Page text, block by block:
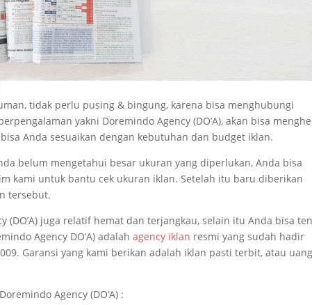
tidak perlu pusing & bingung, karena bisa menghubungi
yakni Doremindo Agency (DO’A), akan bisa
Anda sesuaikan dengan kebutuhan dan budget iklan.
belum mengetahui besar ukuran yang diperlukan, Anda bisa
kami untuk bantu cek ukuran iklan. Setelah itu baru diberikan
tersebut.
(DO’A) juga relatif hemat dan terjangkau, selain itu Anda bisa
Agency DO’A) adalahagency iklan resmi yang sudah hadir
Garansi yang kami berikan adalah iklan pasti terbit, atau
Agency (DO’A) :